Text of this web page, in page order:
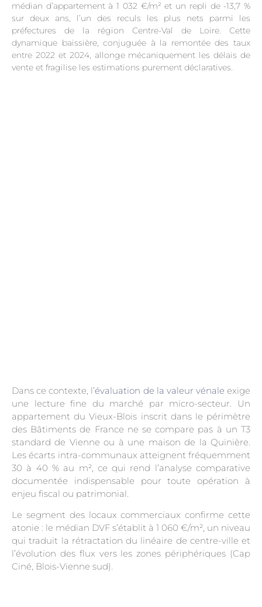
médian d’appartement à 1 032 €/m² et un repli de -13,7 %
sur deux ans, l’un des reculs les plus nets parmi les
préfectures de la région Centre-Val de Loire. Cette
dynamique baissière, conjuguée à la remontée des taux
entre 2022 et 2024, allonge mécaniquement les délais de
vente et fragilise les estimations purement déclaratives.
Dans ce contexte, l’évaluation de la valeur vénale exige
une lecture fine du marché par micro-secteur. Un
appartement du Vieux-Blois inscrit dans le périmètre
des Bâtiments de France ne se compare pas à un T3
standard de Vienne ou à une maison de la Quinière.
Les écarts intra-communaux atteignent fréquemment
30 à 40 % au m², ce qui rend l’analyse comparative
documentée indispensable pour toute opération à
enjeu fiscal ou patrimonial.
Le segment des locaux commerciaux confirme cette
atonie : le médian DVF s’établit à 1 060 €/m², un niveau
qui traduit la rétractation du linéaire de centre-ville et
l’évolution des flux vers les zones périphériques (Cap
Ciné, Blois-Vienne sud).